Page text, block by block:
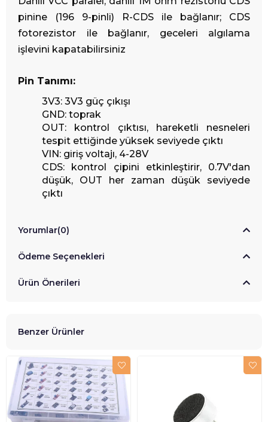
pinine (196 9-pinli) R-CDS ile bağlanır; CDS
fotorezistor ile bağlanır, geceleri algılama
işlevini kapatabilirsiniz
Pin Tanımı:
3V3: 3V3 güç çıkışı
GND: toprak
OUT: kontrol çıktısı, hareketli nesneleri
tespit ettiğinde yüksek seviyede çıktı
VIN: giriş voltajı, 4-28V
CDS: kontrol çipini etkinleştirir, 0.7V'dan
düşük, OUT her zaman düşük seviyede
çıktı
Yorumlar(0)
Ödeme Seçenekleri
Ürün Önerileri
Benzer Ürünler